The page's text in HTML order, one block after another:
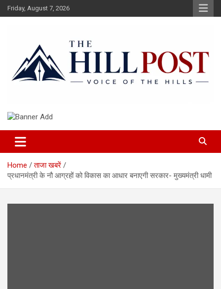
Skip
to
Friday, August 7, 2026
The Hillpost
Home
ताजा खबरें
प्रधानमंत्री के नौ आग्रहों को विकास का आधार बनाएगी सरकार- मुख्यमंत्री धामी